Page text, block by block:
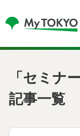
「セミナ
記事一覧